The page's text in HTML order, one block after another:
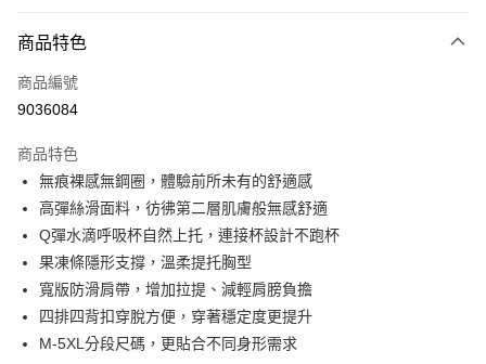
信用卡一次付款
信用卡分期付款
合作金庫商業銀行
華南商業銀行
彰化商業銀行
上海商業儲蓄銀行
台北富邦商業銀行
國泰世華商業銀行
兆豐國際商業銀行
臺灣中小企業銀行
匯豐（台灣）商業銀行
華泰商業銀行
聯邦商業銀行
遠東國際商業銀行
元大商業銀行
永豐商業銀行
玉山商業銀行
星展（台灣）商業銀行
6 期 0 利率 每期
華南商業銀行
彰化商業銀行
上海商業儲蓄銀行
台北富邦商業銀行
國泰世華商業銀行
臺灣中小企業銀行
台中商業銀行
匯豐（台灣）商業銀行
華泰商業銀行
聯邦商業銀行
遠東國際商業銀行
元大商業銀行
永豐商業銀行
超商取貨付款
LINE Pay
Apple Pay
街口支付
商品特色
商品編號
9036084
商品特色
無痕裸感無鋼圈，體驗前所未有的舒適感
高彈絲滑面料，彷彿第二層肌膚般無感舒適
Q彈水滴呼吸杯自然上托，連接杯設計不跑杯
果凍條隱形支撐，溫柔提托胸型
寬版防滑肩帶，增加拉提、減輕肩膀負擔
四排四背扣穿脫方便，穿著穩定度更提升
M-5XL分段尺碼，更貼合不同身形需求